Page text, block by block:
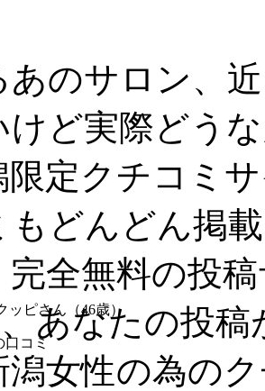
あのサロン、
けど実際どう
限定クチコミ
もどんどん掲
完全無料の投
あなたの投
潟女性の為の
ッピさん（46歳）
コミ